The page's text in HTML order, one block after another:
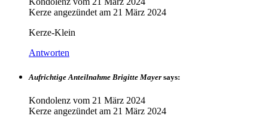
Kerze angezündet am 21 März 2024
Kerze-Klein
Antworten
Aufrichtige Anteilnahme Brigitte Mayer says:
Kondolenz vom 21 März 2024
Kerze angezündet am 21 März 2024